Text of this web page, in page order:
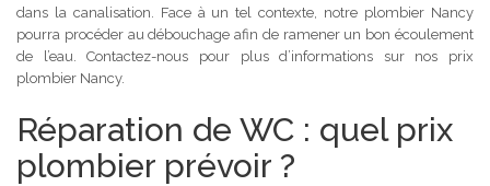
dans la canalisation. Face à un tel contexte, notre plombier Nancy
pourra procéder au débouchage afin de ramener un bon écoulement
de l’eau. Contactez-nous pour plus d’informations sur nos prix
plombier Nancy.
Réparation de WC : quel prix
plombier prévoir ?